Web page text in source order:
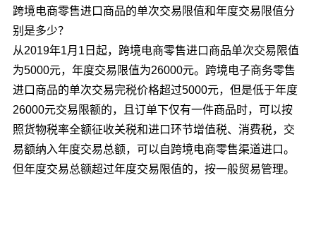
跨境电商零售进口商品的单次交易限值和年度交易限值分
别是多少？
从2019年1月1日起，跨境电商零售进口商品单次交易限值
为5000元，年度交易限值为26000元。跨境电子商务零售
进口商品的单次交易完税价格超过5000元，但是低于年度
26000元交易限额的，且订单下仅有一件商品时，可以按
照货物税率全额征收关税和进口环节增值税、消费税，交
易额纳入年度交易总额，可以自跨境电商零售渠道进口。
但年度交易总额超过年度交易限值的，按一般贸易管理。